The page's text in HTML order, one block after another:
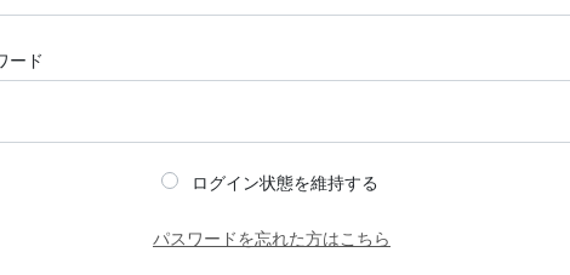
ード
ログイン状態を維持する
パスワードを忘れた方はこちら